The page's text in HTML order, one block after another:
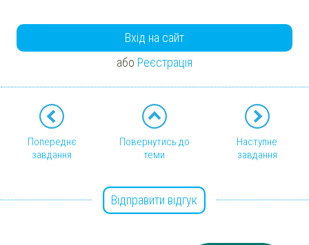
Вхід на сайт
або Реєстрація
Попереднє
завдання
Повернутись до
теми
Наступне
завдання
Відправити відгук